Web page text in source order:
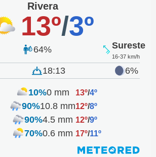
Rivera
13º/3º
64% Sureste
16-37 km/h
18:13 6%
10%0 mm 13º/4º
90%10.8 mm12º/8º
90%4.5 mm 12º/9º
70%0.6 mm 17º/11º